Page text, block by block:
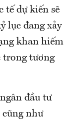
tế dự kiến sẽ
lục đang xảy
khan hiếm
trong tương
đầu tư
cũng như